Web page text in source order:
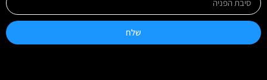
שלח